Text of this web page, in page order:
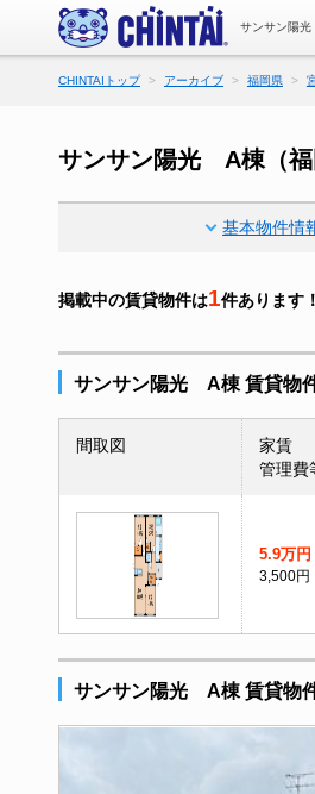
サンサン陽
CHINTAIトップ アーカイブ 福岡県
サンサン陽光 A棟（福
基本物件情
掲載中の賃貸物件は1件あります！
サンサン陽光 A棟 賃貸物
間取図
家賃
管理費
5.9万円
3,500円
サンサン陽光 A棟 賃貸物